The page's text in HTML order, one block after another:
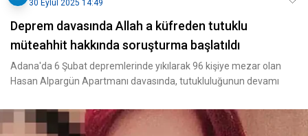
30 Eylül 2025 14:49
Deprem davasında Allah a küfreden tutuklu
müteahhit hakkında soruşturma başlatıldı
Adana'da 6 Şubat depremlerinde yıkılarak 96 kişiye mezar olan
Hasan Alpargün Apartmanı davasında, tutukluluğunun devamı